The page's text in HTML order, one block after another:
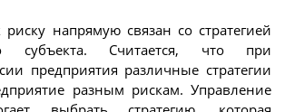
риску напрямую связан со стратегией
субъекта. Считается, что при
предприятия различные стратегии
разным рискам. Управление